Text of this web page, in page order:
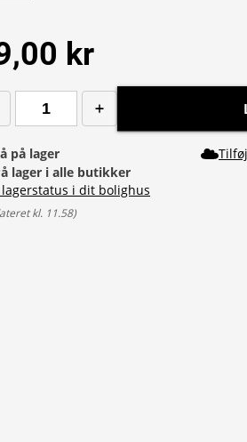
kr
på lager
lager i alle butikker
lagerstatus i dit bolighus
kl. 11.58)